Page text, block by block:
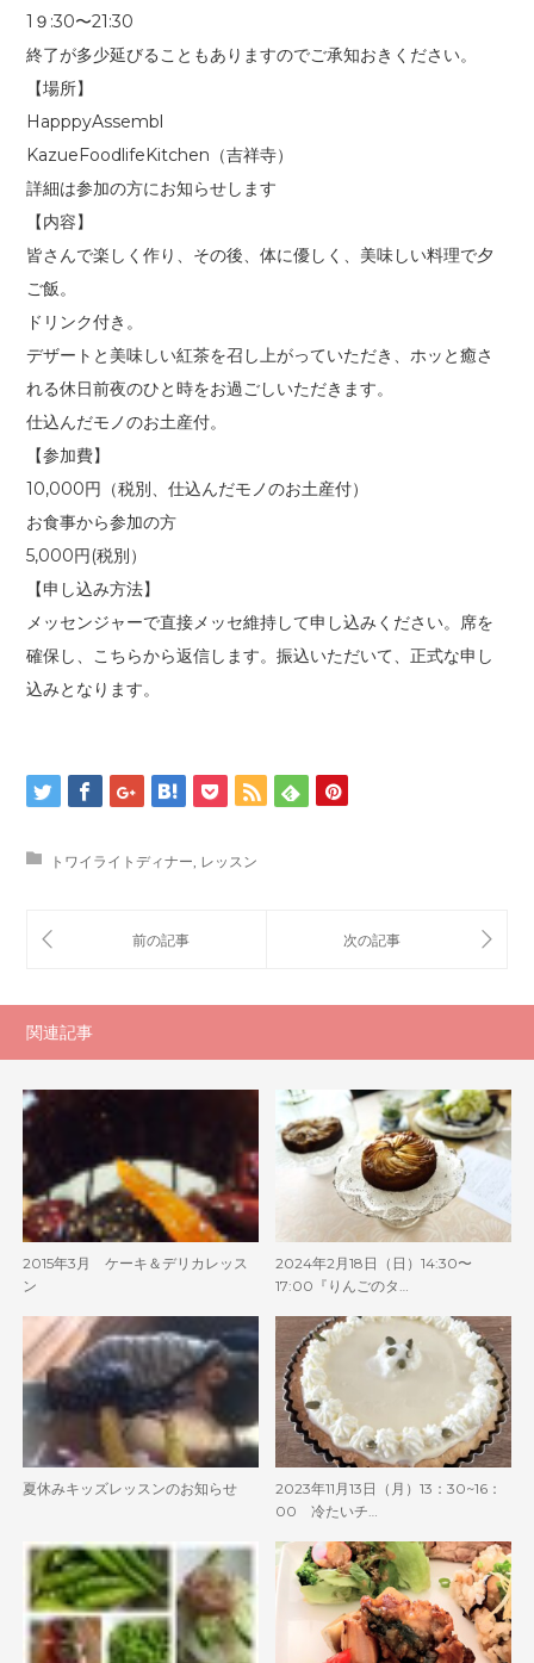
1９:30〜21:30
終了が多少延びることもありますのでご承知おきください。
【場所】
HapppyAssembl
KazueFoodlifeKitchen（吉祥寺）
詳細は参加の方にお知らせします
【内容】
皆さんで楽しく作り、その後、体に優しく、美味しい料理で夕
ご飯。
ドリンク付き。
デザートと美味しい紅茶を召し上がっていただき、ホッと癒さ
れる休日前夜のひと時をお過ごしいただきます。
仕込んだモノのお土産付。
【参加費】
10,000円（税別、仕込んだモノのお土産付）
お食事から参加の方
5,000円(税別）
【申し込み方法】
メッセンジャーで直接メッセ維持して申し込みください。席を
確保し、こちらから返信します。振込いただいて、正式な申し
込みとなります。
トワイライトディナー レッスン
関連記事
2015年3月 ケーキ＆デリカレッス
ン
2024年2月18日（日）14:30〜
17:00『りんごのタ…
夏休みキッズレッスンのお知らせ
2023年11月13日（月）13：30~16：
00 冷たいチ…